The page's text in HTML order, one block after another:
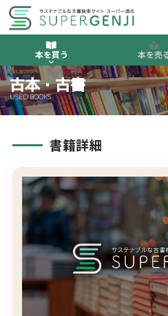
本を買う 本を売
古本・古書
USED BOOKS
書籍詳細